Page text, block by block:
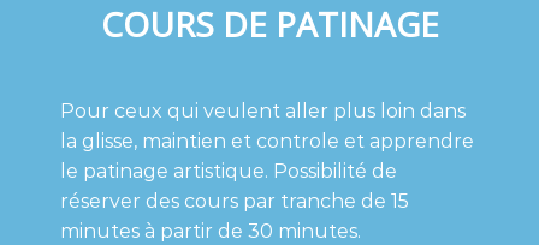
COURS DE PATINAGE
Pour ceux qui veulent aller plus loin dans
la glisse, maintien et controle et apprendre
le patinage artistique. Possibilité de
réserver des cours par tranche de 15
minutes à partir de 30 minutes.